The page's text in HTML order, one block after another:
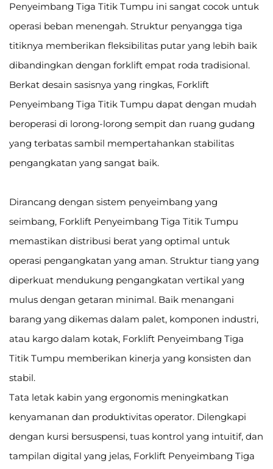
Penyeimbang Tiga Titik Tumpu ini sangat cocok untuk
operasi beban menengah. Struktur penyangga tiga
titiknya memberikan fleksibilitas putar yang lebih baik
dibandingkan dengan forklift empat roda tradisional.
Berkat desain sasisnya yang ringkas, Forklift
Penyeimbang Tiga Titik Tumpu dapat dengan mudah
beroperasi di lorong-lorong sempit dan ruang gudang
yang terbatas sambil mempertahankan stabilitas
pengangkatan yang sangat baik.
Dirancang dengan sistem penyeimbang yang
seimbang, Forklift Penyeimbang Tiga Titik Tumpu
memastikan distribusi berat yang optimal untuk
operasi pengangkatan yang aman. Struktur tiang yang
diperkuat mendukung pengangkatan vertikal yang
mulus dengan getaran minimal. Baik menangani
barang yang dikemas dalam palet, komponen industri,
atau kargo dalam kotak, Forklift Penyeimbang Tiga
Titik Tumpu memberikan kinerja yang konsisten dan
stabil.
Tata letak kabin yang ergonomis meningkatkan
kenyamanan dan produktivitas operator. Dilengkapi
dengan kursi bersuspensi, tuas kontrol yang intuitif, dan
tampilan digital yang jelas, Forklift Penyeimbang Tiga